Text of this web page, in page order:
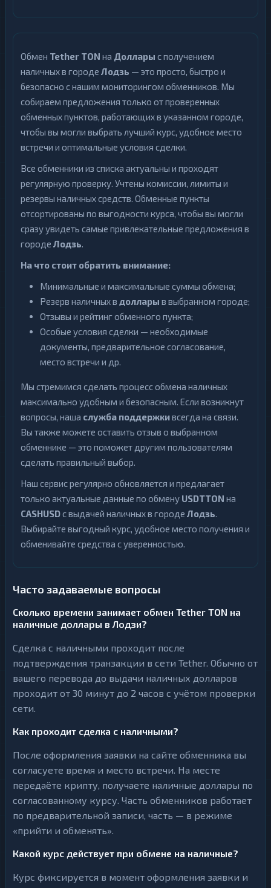
Обмен Tether TON на Доллары с получением
наличных в городе Лодзь — это просто, быстро и
безопасно с нашим мониторингом обменников. Мы
собираем предложения только от проверенных
обменных пунктов, работающих в указанном городе,
чтобы вы могли выбрать лучший курс, удобное место
встречи и оптимальные условия сделки.
Все обменники из списка актуальны и проходят
регулярную проверку. Учтены комиссии, лимиты и
резервы наличных средств. Обменные пункты
отсортированы по выгодности курса, чтобы вы могли
сразу увидеть самые привлекательные предложения в
городе Лодзь.
На что стоит обратить внимание:
Минимальные и максимальные суммы обмена;
Резерв наличных в доллары в выбранном городе;
Отзывы и рейтинг обменного пункта;
Особые условия сделки — необходимые
документы, предварительное согласование,
место встречи и др.
Мы стремимся сделать процесс обмена наличных
максимально удобным и безопасным. Если возникнут
вопросы, наша служба поддержкивсегда на связи.
Вы также можете оставить отзыв о выбранном
обменнике — это поможет другим пользователям
сделать правильный выбор.
Наш сервис регулярно обновляется и предлагает
только актуальные данные по обмену USDTTON на
CASHUSDс выдачей наличных в городе Лодзь.
Выбирайте выгодный курс, удобное место получения и
обменивайте средства с уверенностью.
Часто задаваемые вопросы
Сколько времени занимает обмен Tether TON на
наличные доллары в Лодзи?
Сделка с наличными проходит после
подтверждения транзакции в сети Tether. Обычно от
вашего перевода до выдачи наличных долларов
проходит от 30 минут до 2 часов с учётом проверки
сети.
Как проходит сделка с наличными?
После оформления заявки на сайте обменника вы
согласуете время и место встречи. На месте
передаёте крипту, получаете наличные доллары по
согласованному курсу. Часть обменников работает
по предварительной записи, часть — в режиме
«прийти и обменять».
Какой курс действует при обмене на наличные?
Курс фиксируется в момент оформления заявки и